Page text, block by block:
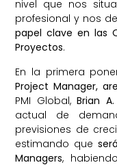
nivel que nos
profesional y nos
papel clave en las
Proyectos.
En la primera
Project Manager,
PMI Global,Brian
actual de
previsiones de
estimando que
Managers,